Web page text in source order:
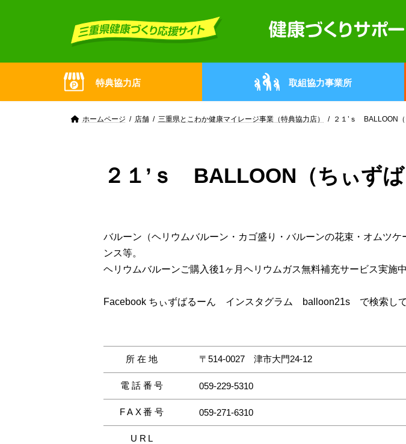
特典協力店 取組協力事業所
ホームページ 店舗 三重県とこわか健康マイレージ事業（特典協力店） ２１’ｓ BALLOON（
２１’ｓ BALLOON（ちぃずば
バルーン（ヘリウムバルーン・カゴ盛り・バルーンの花束・オムツ
ンス等。
ヘリウムバルーンご購入後1ヶ月ヘリウムガス無料補充サービス実施中
Facebook ちぃずばるーん インスタグラム balloon21s で検索して
所在地 〒514-0027 津市大門24-12
電話番号 059-229-5310
FAX番号 059-271-6310
URL